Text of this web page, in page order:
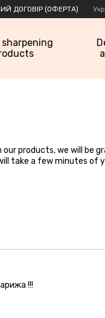
ДОГОВІР (ОФЕРТА) Укр
products, we will be
take a few minutes of
!!!